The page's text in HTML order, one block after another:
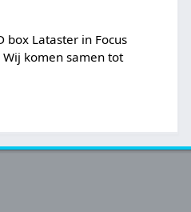
box Lataster in Focus
Wij komen samen tot